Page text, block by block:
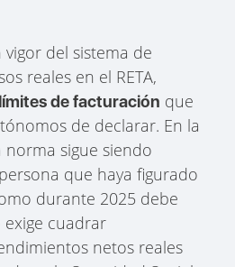
del sistema de
reales en el RETA,
de facturación que
de declarar. En la
norma sigue siendo
que haya figurado
durante 2025 debe
exige cuadrar
netos reales